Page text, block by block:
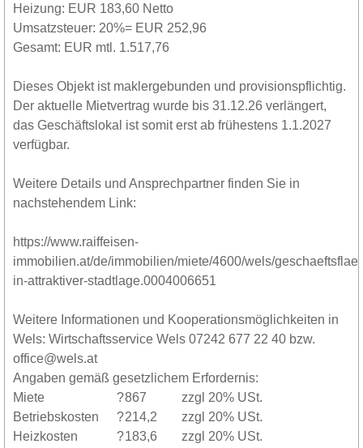
Heizung: EUR 183,60 Netto
Umsatzsteuer: 20%= EUR 252,96
Gesamt: EUR mtl. 1.517,76
Dieses Objekt ist maklergebunden und provisionspflichtig.
Der aktuelle Mietvertrag wurde bis 31.12.26 verlängert,
das Geschäftslokal ist somit erst ab frühestens 1.1.2027
verfügbar.
Weitere Details und Ansprechpartner finden Sie in
nachstehendem Link:
https://www.raiffeisen-
immobilien.at/de/immobilien/miete/4600/wels/
in-attraktiver-stadtlage.0004006651
Weitere Informationen und Kooperationsmöglichkeiten in
Wels: Wirtschaftsservice Wels 07242 677 22 40 bzw.
office@wels.at
Angaben gemäß gesetzlichem Erfordernis:
Miete
?867
zzgl 20% USt.
Betriebskosten
?214,2
zzgl 20% USt.
Heizkosten
?183,6
zzgl 20% USt.